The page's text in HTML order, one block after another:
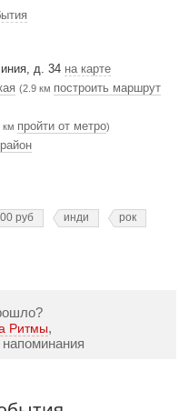
д. 34 на карте
(2.9 км построить маршрут
км пройти от метро)
руб инди рок
Ритмы,